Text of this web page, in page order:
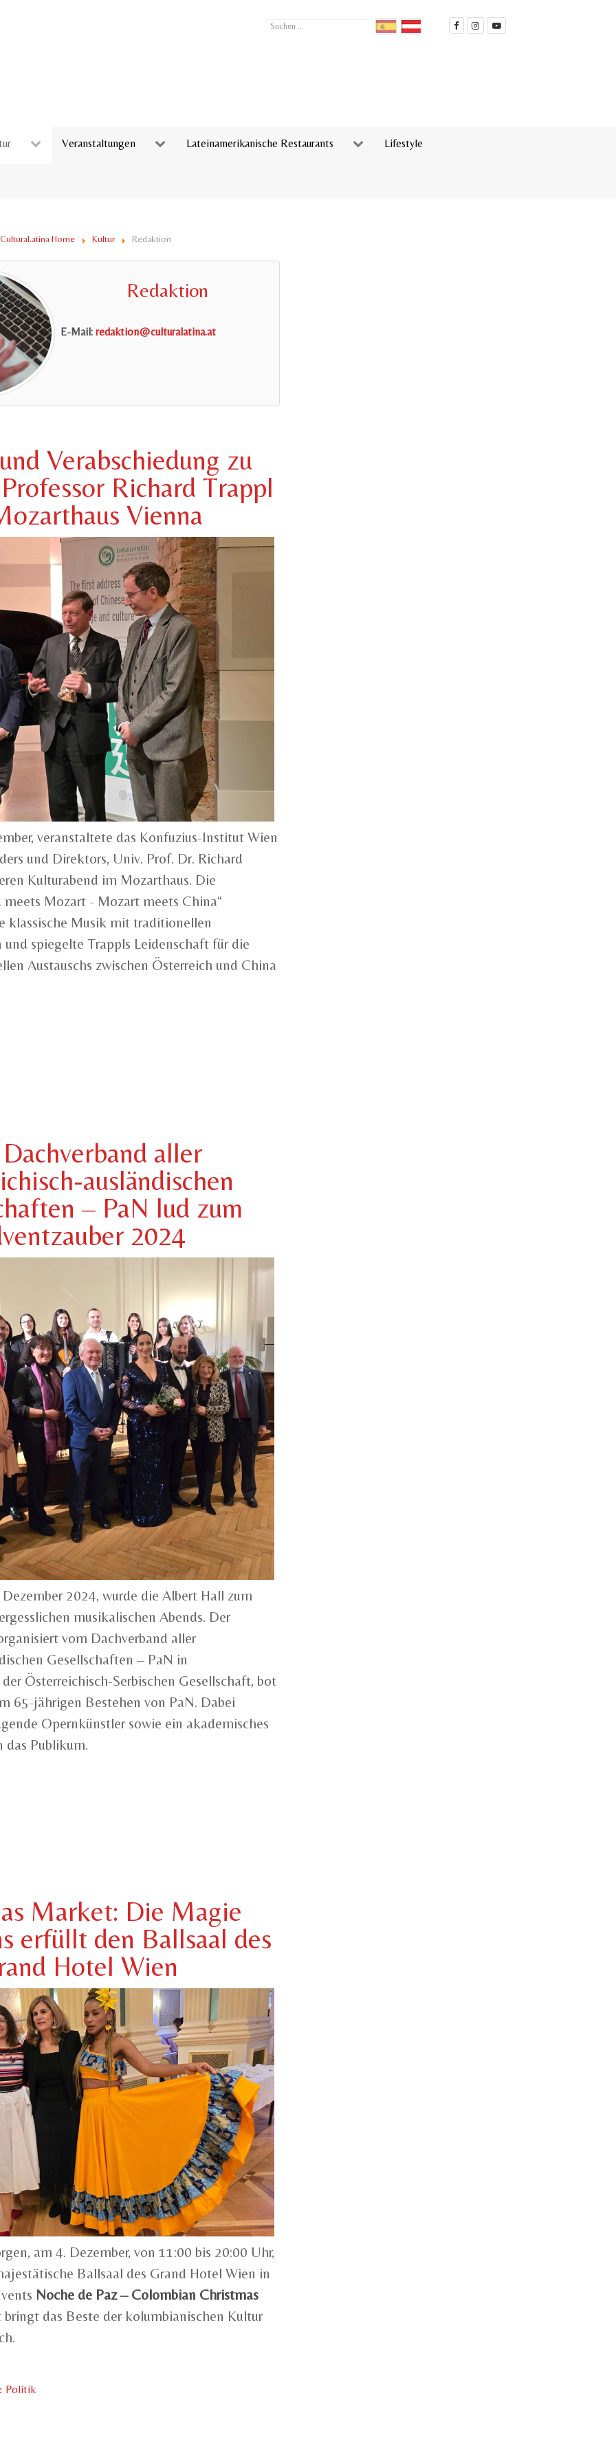
Suchen
Veranstaltungen Lateinamerikanische Restaurants Lifestyle
CulturaLatina Home Kultur Redaktion
Redaktion
E-Mail: redaktion@culturalatina.at
Verabschiedung zu
Richard Trappl
Vienna
veranstaltete das Konfuzius-Institut Wien
und Direktors, Univ. Prof. Dr. Richard
Kulturabend im Mozarthaus. Die
meets Mozart - Mozart meets China“
klassische Musik mit traditionellen
und spiegelte Trappls Leidenschaft für die
Austauschs zwischen Österreich und China
aller
ausländischen
– PaN lud zum
2024
2024, wurde die Albert Hall zum
musikalischen Abends. Der
vom Dachverband aller
Gesellschaften – PaN in
Österreichisch-Serbischen Gesellschaft, bot
65-jährigen Bestehen von PaN. Dabei
Opernkünstler sowie ein akademisches
das Publikum.
Market: Die Magie
erfüllt den Ballsaal des
Hotel Wien
am 4. Dezember, von 11:00 bis 20:00 Uhr,
Ballsaal des Grand Hotel Wien in
Noche de Paz – Colombian Christmas
bringt das Beste der kolumbianischen Kultur
Politik